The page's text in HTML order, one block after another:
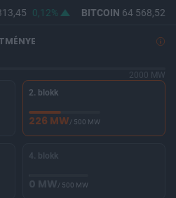
0,12% BITCOIN64 568,52
2000 MW
2. blokk
226 MW/ 500 MW
4. blokk
0 MW/ 500 MW